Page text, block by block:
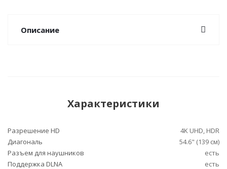
Описание
Характеристики
Разрешение HD
4K UHD, HDR
Диагональ
54.6" (139 см)
Разъем для наушников
есть
Поддержка DLNA
есть